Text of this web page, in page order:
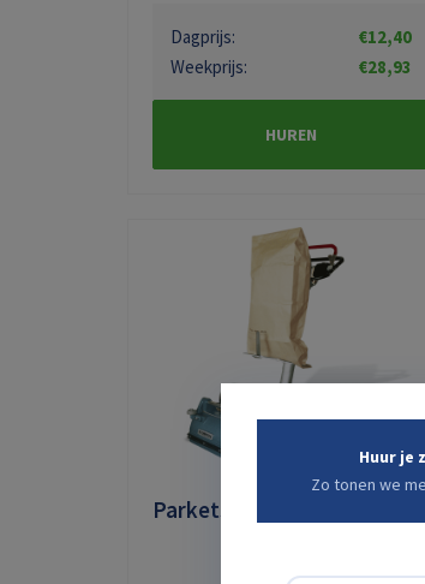
Dagprijs:
€12,40
Weekprijs:
€28,93
HUREN
Parketschuurmachine
Huur je
Zo tonen we